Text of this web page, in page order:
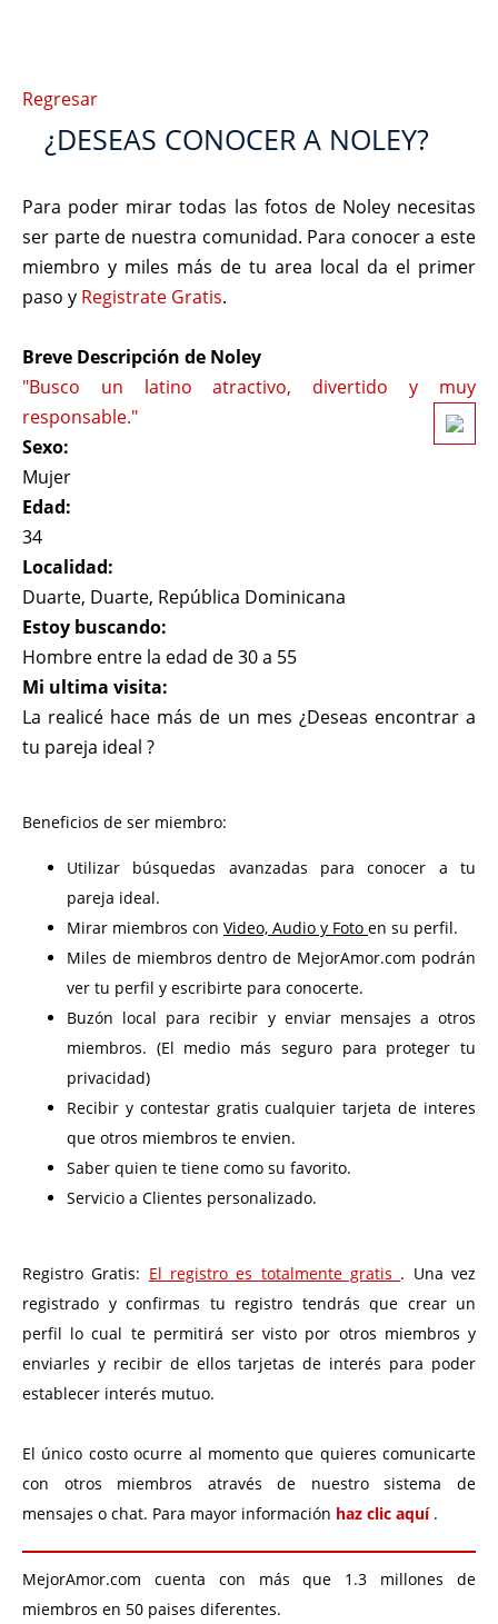
Regresar
¿DESEAS CONOCER A NOLEY?
Para poder mirar todas las fotos de Noley necesitas
ser parte de nuestra comunidad. Para conocer a este
miembro y miles más de tu area local da el primer
paso y Registrate Gratis.
Breve Descripción de Noley
"Busco un latino atractivo, divertido y muy
responsable."
Sexo:
Mujer
Edad:
34
Localidad:
Duarte, Duarte, República Dominicana
Estoy buscando:
Hombre entre la edad de 30 a 55
Mi ultima visita:
La realicé hace más de un mes ¿Deseas encontrar a
tu pareja ideal ?
Beneficios de ser miembro:
Utilizar búsquedas avanzadas para conocer a tu
pareja ideal.
Mirar miembros con Video, Audio y Foto en su perfil.
Miles de miembros dentro de MejorAmor.com podrán
ver tu perfil y escribirte para conocerte.
Buzón local para recibir y enviar mensajes a otros
miembros. (El medio más seguro para proteger tu
privacidad)
Recibir y contestar gratis cualquier tarjeta de interes
que otros miembros te envien.
Saber quien te tiene como su favorito.
Servicio a Clientes personalizado.
Registro Gratis: El registro es totalmente gratis . Una vez
registrado y confirmas tu registro tendrás que crear un
perfil lo cual te permitirá ser visto por otros miembros y
enviarles y recibir de ellos tarjetas de interés para poder
establecer interés mutuo.
El único costo ocurre al momento que quieres comunicarte
con otros miembros através de nuestro sistema de
mensajes o chat. Para mayor información haz clic aquí .
MejorAmor.com cuenta con más que 1.3 millones de
miembros en 50 paises diferentes.